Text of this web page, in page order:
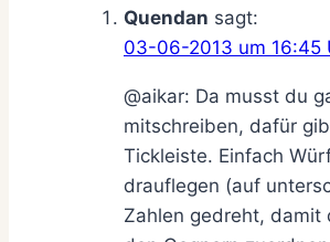
Quendan sagt:
03-06-2013 um 16:45
@aikar: Da musst du
mitschreiben, dafür
Tickleiste. Einfach
drauflegen (auf
Zahlen gedreht, damit